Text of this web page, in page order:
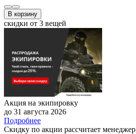
В корзину
скидки от 3 вещей
Акция на экипировку
до 31 августа 2026
Подробнее
Скидку по акции рассчитает менеджер